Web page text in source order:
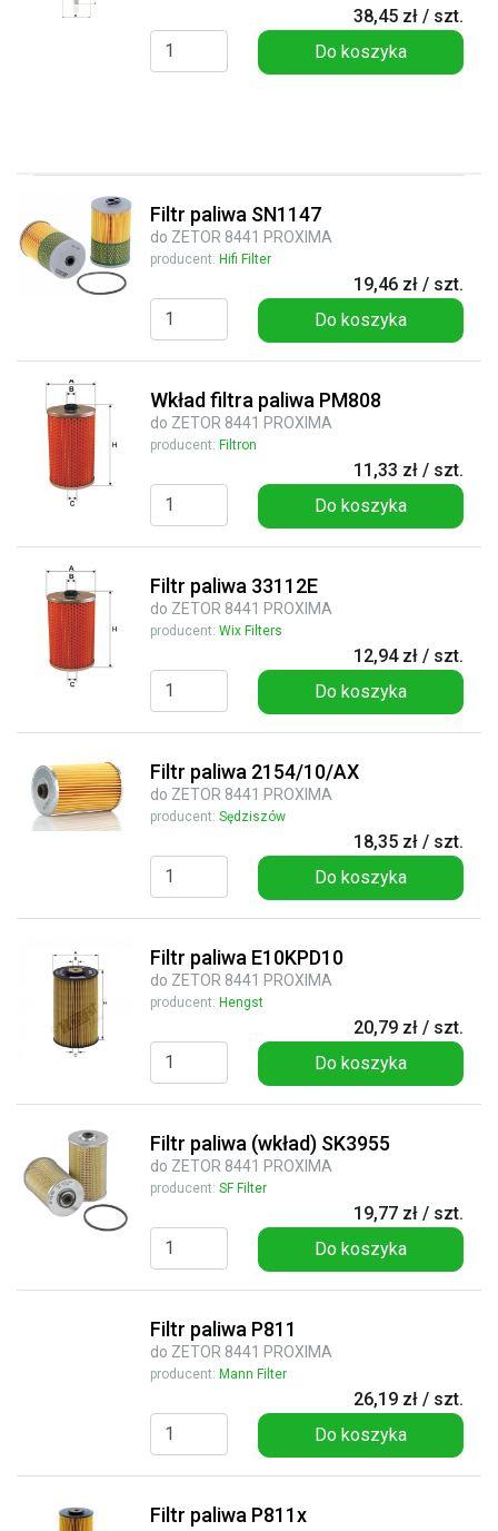
38,45 zł / szt.
Do koszyka
Filtr paliwa SN1147
do ZETOR 8441 PROXIMA
producent: Hifi Filter
19,46 zł / szt.
Do koszyka
Wkład filtra paliwa PM808
do ZETOR 8441 PROXIMA
producent: Filtron
11,33 zł / szt.
Do koszyka
Filtr paliwa 33112E
do ZETOR 8441 PROXIMA
producent: Wix Filters
12,94 zł / szt.
Do koszyka
Filtr paliwa 2154/10/AX
do ZETOR 8441 PROXIMA
producent: Sędziszów
18,35 zł / szt.
Do koszyka
Filtr paliwa E10KPD10
do ZETOR 8441 PROXIMA
producent: Hengst
20,79 zł / szt.
Do koszyka
Filtr paliwa (wkład) SK3955
do ZETOR 8441 PROXIMA
producent: SF Filter
19,77 zł / szt.
Do koszyka
Filtr paliwa P811
do ZETOR 8441 PROXIMA
producent: Mann Filter
26,19 zł / szt.
Do koszyka
Filtr paliwa P811x